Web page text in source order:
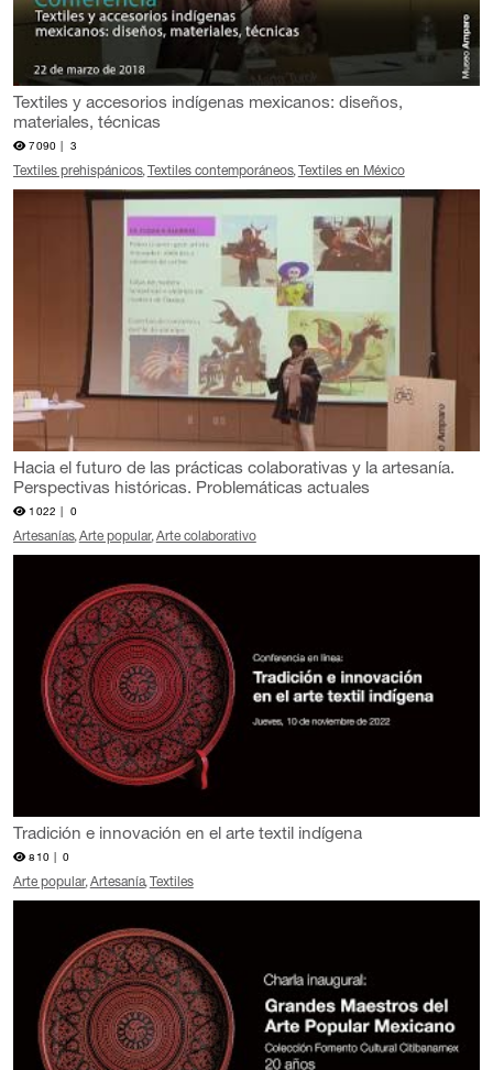
Textiles y accesorios indígenas mexicanos: diseños,
materiales, técnicas
7090 | 3
Textiles prehispánicos Textiles contemporáneos Textiles en México
Hacia el futuro de las prácticas colaborativas y la artesanía.
Perspectivas históricas. Problemáticas actuales
1022 | 0
Artesanías Arte popular Arte colaborativo
Tradición e innovación en el arte textil indígena
810 | 0
Arte popular Artesanía Textiles